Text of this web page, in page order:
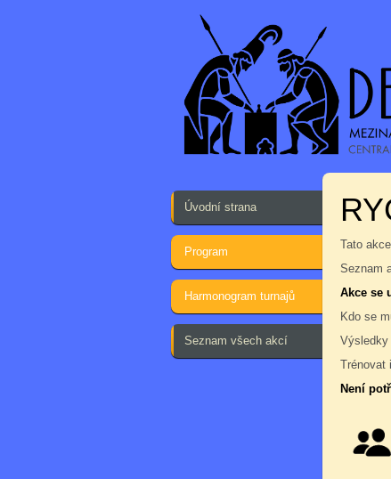
Úvodní strana
Program
Harmonogram turnajů
Seznam všech akcí
Tato
Seznam
Akce se
Kdo se
Trénovat
Není